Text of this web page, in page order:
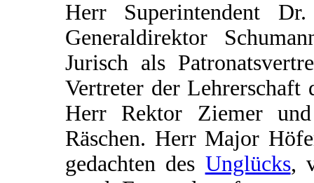
Herr Superintendent
Generaldirektor
Jurisch als
Vertreter der Lehrerschaft
Herr Rektor Ziemer
Räschen. Herr Major
gedachten des Unglücks,